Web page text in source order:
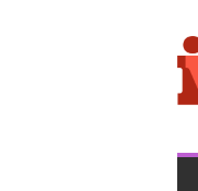
n
f
o
e